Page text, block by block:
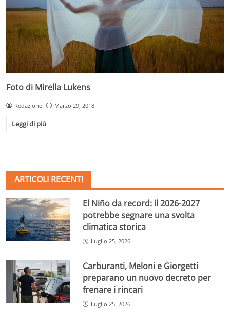
Foto di Mirella Lukens
Redazione Marzo 29, 2018
Leggi di più
ARTICOLI RECENTI
El Niño da record: il 2026-2027
potrebbe segnare una svolta
climatica storica
Luglio 25, 2026
Carburanti, Meloni e Giorgetti
preparano un nuovo decreto per
frenare i rincari
Luglio 25, 2026